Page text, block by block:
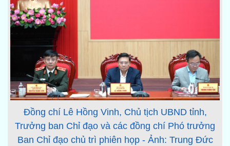
Đồng chí Lê Hồng Vinh, Chủ tịch UBND tỉnh,
Trưởng ban Chỉ đạo và các đồng chí Phó trưởng
Ban Chỉ đạo chủ trì phiên họp - Ảnh: Trung Đức